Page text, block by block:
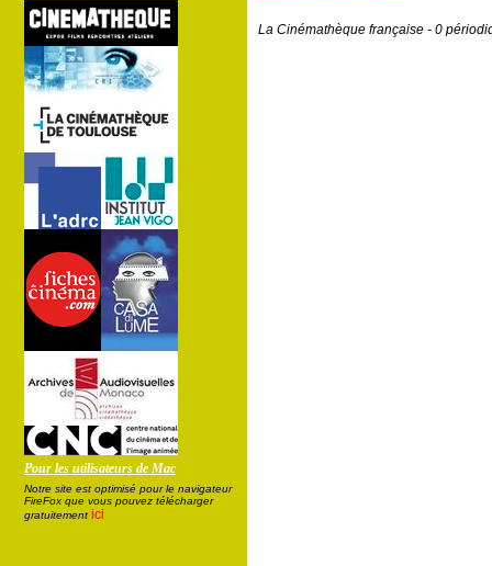
Pour les utilisateurs de Mac
Notre site est optimisé pour le navigateur
FireFox que vous pouvez télécharger
gratuitement ici
La Cinémathèque française - 0